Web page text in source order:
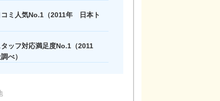
ミ人気No.1（2011年 日本ト
フ対応満足度No.1（2011
べ）